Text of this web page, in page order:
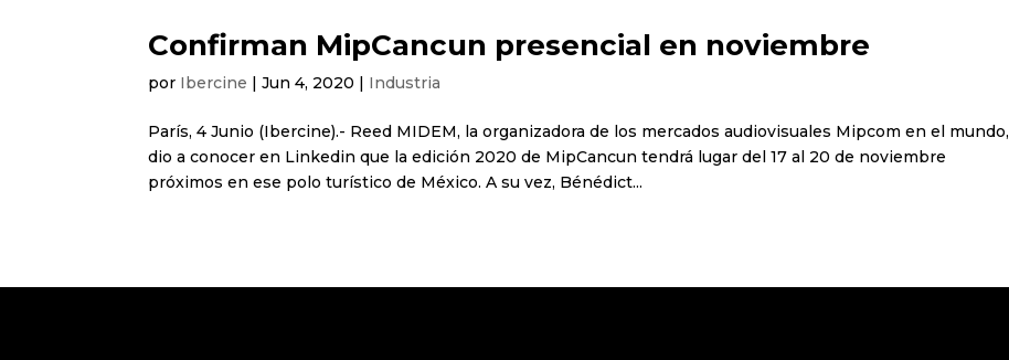
Confirman MipCancun presencial en noviembre
por Ibercine |Jun 4, 2020 | Industria
París, 4 Junio (Ibercine).- Reed MIDEM, la organizadora de los mercados audiovisuales Mipcom en el mundo,
dio a conocer en Linkedin que la edición 2020 de MipCancun tendrá lugar del 17 al 20 de noviembre
próximos en ese polo turístico de México. A su vez, Bénédict...